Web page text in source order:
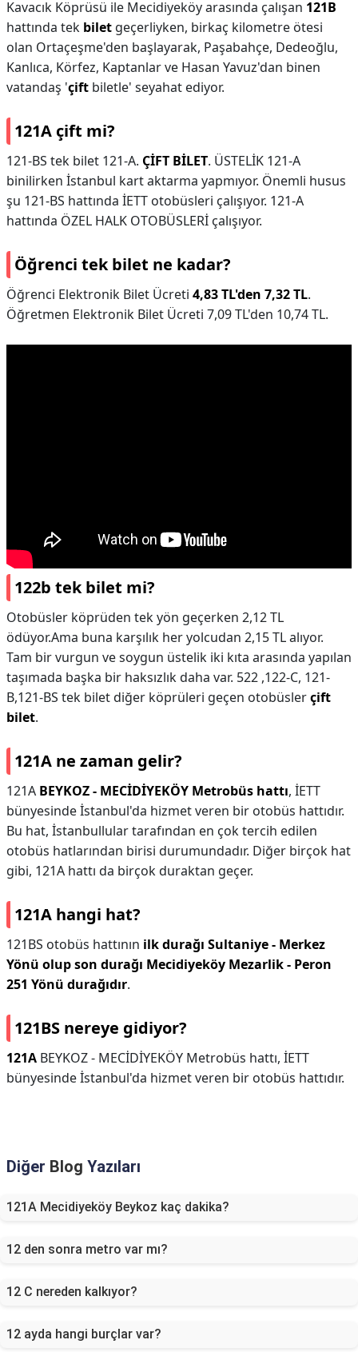
Kavacık Köprüsü ile Mecidiyeköy arasında çalışan 121B
hattında tek bilet geçerliyken, birkaç kilometre ötesi
olan Ortaçeşme'den başlayarak, Paşabahçe, Dedeoğlu,
Kanlıca, Körfez, Kaptanlar ve Hasan Yavuz'dan binen
vatandaş 'çift biletle' seyahat ediyor.
121A çift mi?
121-BS tek bilet 121-A. ÇİFT BİLET. ÜSTELİK 121-A
binilirken İstanbul kart aktarma yapmıyor. Önemli husus
şu 121-BS hattında İETT otobüsleri çalışıyor. 121-A
hattında ÖZEL HALK OTOBÜSLERİ çalışıyor.
Öğrenci tek bilet ne kadar?
Öğrenci Elektronik Bilet Ücreti 4,83 TL'den 7,32 TL.
Öğretmen Elektronik Bilet Ücreti 7,09 TL'den 10,74 TL.
122b tek bilet mi?
Otobüsler köprüden tek yön geçerken 2,12 TL
ödüyor.Ama buna karşılık her yolcudan 2,15 TL alıyor.
Tam bir vurgun ve soygun üstelik iki kıta arasında yapılan
taşımada başka bir haksızlık daha var. 522 ,122-C, 121-
B,121-BS tek bilet diğer köprüleri geçen otobüslerçift
bilet.
121A ne zaman gelir?
121A BEYKOZ - MECİDİYEKÖY Metrobüs hattı, İETT
bünyesinde İstanbul'da hizmet veren bir otobüs hattıdır.
Bu hat, İstanbullular tarafından en çok tercih edilen
otobüs hatlarından birisi durumundadır. Diğer birçok hat
gibi, 121A hattı da birçok duraktan geçer.
121A hangi hat?
121BS otobüs hattının ilk durağı Sultaniye - Merkez
Yönü olup son durağı Mecidiyeköy Mezarlik - Peron
251 Yönü durağıdır.
121BS nereye gidiyor?
121A BEYKOZ - MECİDİYEKÖY Metrobüs hattı, İETT
bünyesinde İstanbul'da hizmet veren bir otobüs hattıdır.
Diğer Blog Yazıları
121A Mecidiyeköy Beykoz kaç dakika?
12 den sonra metro var mı?
12 C nereden kalkıyor?
12 ayda hangi burçlar var?